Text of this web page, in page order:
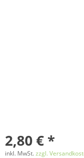
2,80 € *
inkl. MwSt.zzgl.